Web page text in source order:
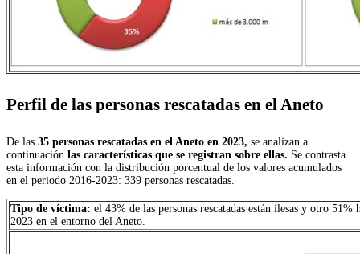
Perfil de las personas rescatadas en el Aneto
De las 35 personas rescatadas en el Aneto en 2023, se analizan a
continuación las características que se registran sobre ellas. Se contrasta
esta información con la distribución porcentual de los valores acumulados
en el periodo 2016-2023: 339 personas rescatadas.
Tipo de víctima: el 43% de las personas rescatadas están ilesas y otro
2023 en el entorno del Aneto.